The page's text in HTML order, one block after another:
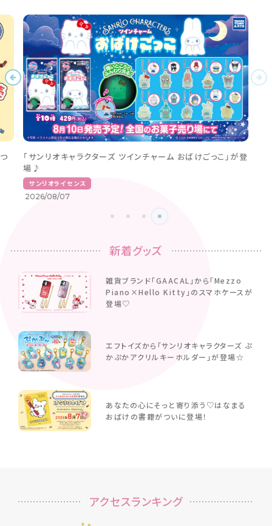
「サンリオキャラクターズ ツインチャーム おばけごっこ」が登
場♪
サンリオライセンス
2026/08/07
新着グッズ
雑貨ブランド「GAACAL」から「Mezzo
Piano×Hello Kitty」のスマホケースが
登場♡
エフトイズから「サンリオキャラクターズ ぷ
かぷかアクリルキーホルダー」が登場☆
あなたの心にそっと寄り添う♡はなまる
おばけの書籍がついに登場！
アクセスランキング